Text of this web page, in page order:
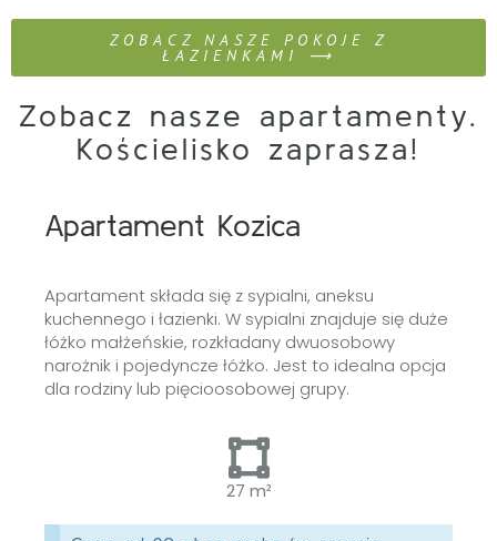
ZOBACZ NASZE POKOJE Z
ŁAZIENKAMI ⟶
Zobacz nasze apartamenty.
Kościelisko zaprasza!
Apartament Kozica
Apartament składa się z sypialni, aneksu
kuchennego i łazienki. W sypialni znajduje się duże
łóżko małżeńskie, rozkładany dwuosobowy
narożnik i pojedyncze łóżko. Jest to idealna opcja
dla rodziny lub pięcioosobowej grupy.
27 m²